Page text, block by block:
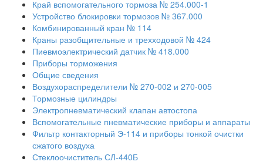
Край вспомогательного тормоза № 254.000-1
Устройство блокировки тормозов № 367.000
Комбинированный кран № 114
Краны разобщительные и трехходовой № 424
Пиевмоэлектрический датчик № 418.000
Приборы торможения
Общие сведения
Воздухораспределители № 270-002 и 270-005
Тормозные цилиндры
Электропневматический клапан автостопа
Вспомогательные пневматические приборы и аппараты
Фильтр контакторный Э-114 и приборы тонкой очистки
сжатого воздуха
Стеклоочиститель СЛ-440Б